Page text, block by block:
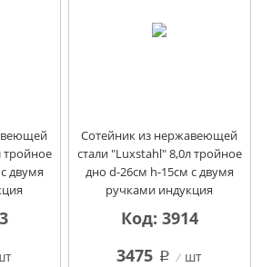
тройное
двумя
Сотейник из нержавеющей
стали "Luxstahl" 8,0л тройное
дно d-26см h-15см с двумя
ручками индукция
Код: 3914
3475 q шт